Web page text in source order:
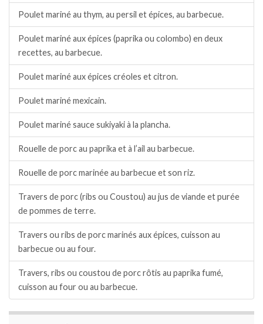
Poulet mariné au thym, au persil et épices, au barbecue.
Poulet mariné aux épices (paprika ou colombo) en deux
recettes, au barbecue.
Poulet mariné aux épices créoles et citron.
Poulet mariné mexicain.
Poulet mariné sauce sukiyaki à la plancha.
Rouelle de porc au paprika et à l’ail au barbecue.
Rouelle de porc marinée au barbecue et son riz.
Travers de porc (ribs ou Coustou) au jus de viande et purée
de pommes de terre.
Travers ou ribs de porc marinés aux épices, cuisson au
barbecue ou au four.
Travers, ribs ou coustou de porc rôtis au paprika fumé,
cuisson au four ou au barbecue.